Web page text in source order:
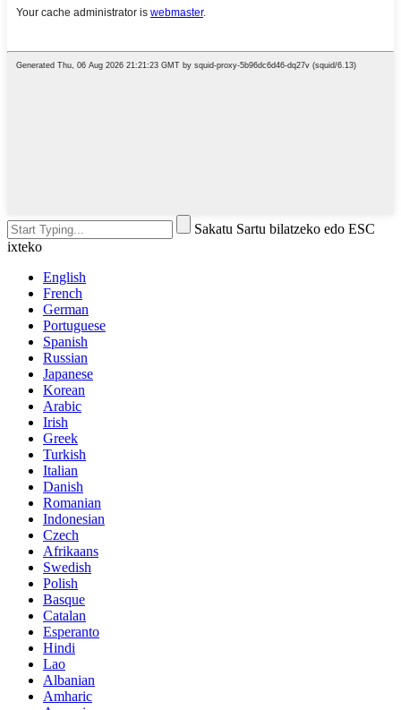
Sakatu Sartu bilatzeko edo ESC
ixteko
English
French
German
Portuguese
Spanish
Russian
Japanese
Korean
Arabic
Irish
Greek
Turkish
Italian
Danish
Romanian
Indonesian
Czech
Afrikaans
Swedish
Polish
Basque
Catalan
Esperanto
Hindi
Lao
Albanian
Amharic